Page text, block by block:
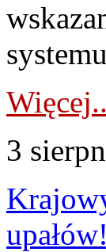
3
upałów!